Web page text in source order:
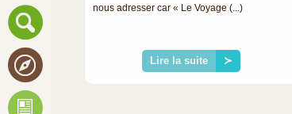
nous adresser car « Le Voyage (...)
Lire la suite ≻